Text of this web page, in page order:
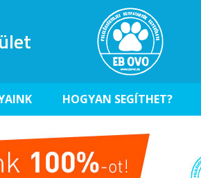
HOGYAN SEGÍTHET?